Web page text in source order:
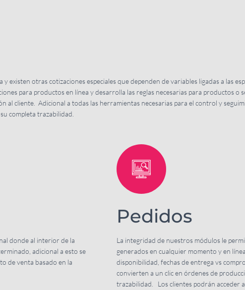
existen otras cotizaciones especiales que dependen de variables ligadas a las
para productos en línea y desarrolla las reglas necesarias para productos o
al cliente. Adicional a todas las herramientas necesarias para el control y
completa trazabilidad.
donde al interior de la
adicional a esto se
de venta basado en la
Pedidos
La integridad de nuestros módulos le
generados en cualquier momento y en
disponibilidad, fechas de entrega vs
convierten a un clic en órdenes de
trazabilidad. Los clientes podrán acceder